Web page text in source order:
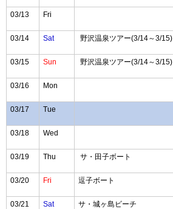
03/13 Fri
03/14 Sat 野沢温泉ツアー(3/14～3/15)
03/15 Sun 野沢温泉ツアー(3/14～3/15)
03/16 Mon
03/17 Tue
03/18 Wed
03/19 Thu サ・田子ボート
03/20 Fri 逗子ボート
03/21 Sat サ・城ヶ島ビーチ